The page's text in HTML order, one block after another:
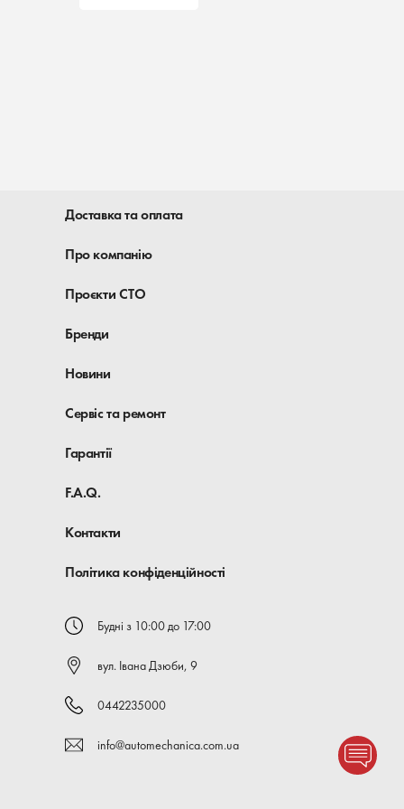
Доставка та оплата
Про компанію
Проєкти СТО
Бренди
Новини
Сервіс та ремонт
Гарантії
F.A.Q.
Контакти
Політика конфіденційності
Будні з 10:00 до 17:00
вул. Івана Дзюби, 9
0442235000
info@automechanica.com.ua